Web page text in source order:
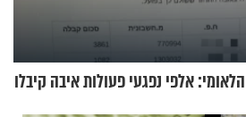
אלפי נפגעי פעולות איבה קיבלו